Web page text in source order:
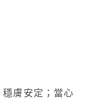
穩膚安定；當心